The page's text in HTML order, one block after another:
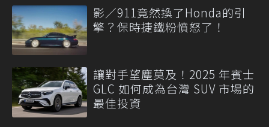
影／911竟然換了Honda的引
擎？保時捷鐵粉憤怒了！
讓對手望塵莫及！2025 年賓士
GLC 如何成為台灣 SUV 市場的
最佳投資